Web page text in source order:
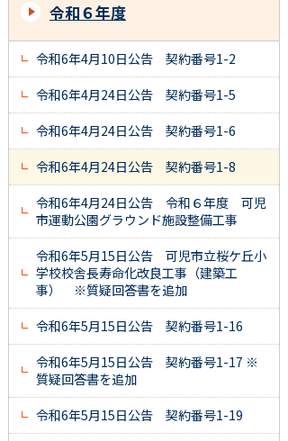
令和６年度
令和6年4月10日公告 契約番号1-2
令和6年4月24日公告 契約番号1-5
令和6年4月24日公告 契約番号1-6
令和6年4月24日公告 契約番号1-8
令和6年4月24日公告 令和６年度 可児
市運動公園グラウンド施設整備工事
令和6年5月15日公告 可児市立桜ケ丘小
学校校舎長寿命化改良工事（建築工
事） ※質疑回答書を追加
令和6年5月15日公告 契約番号1-16
令和6年5月15日公告 契約番号1-17 ※
質疑回答書を追加
令和6年5月15日公告 契約番号1-19